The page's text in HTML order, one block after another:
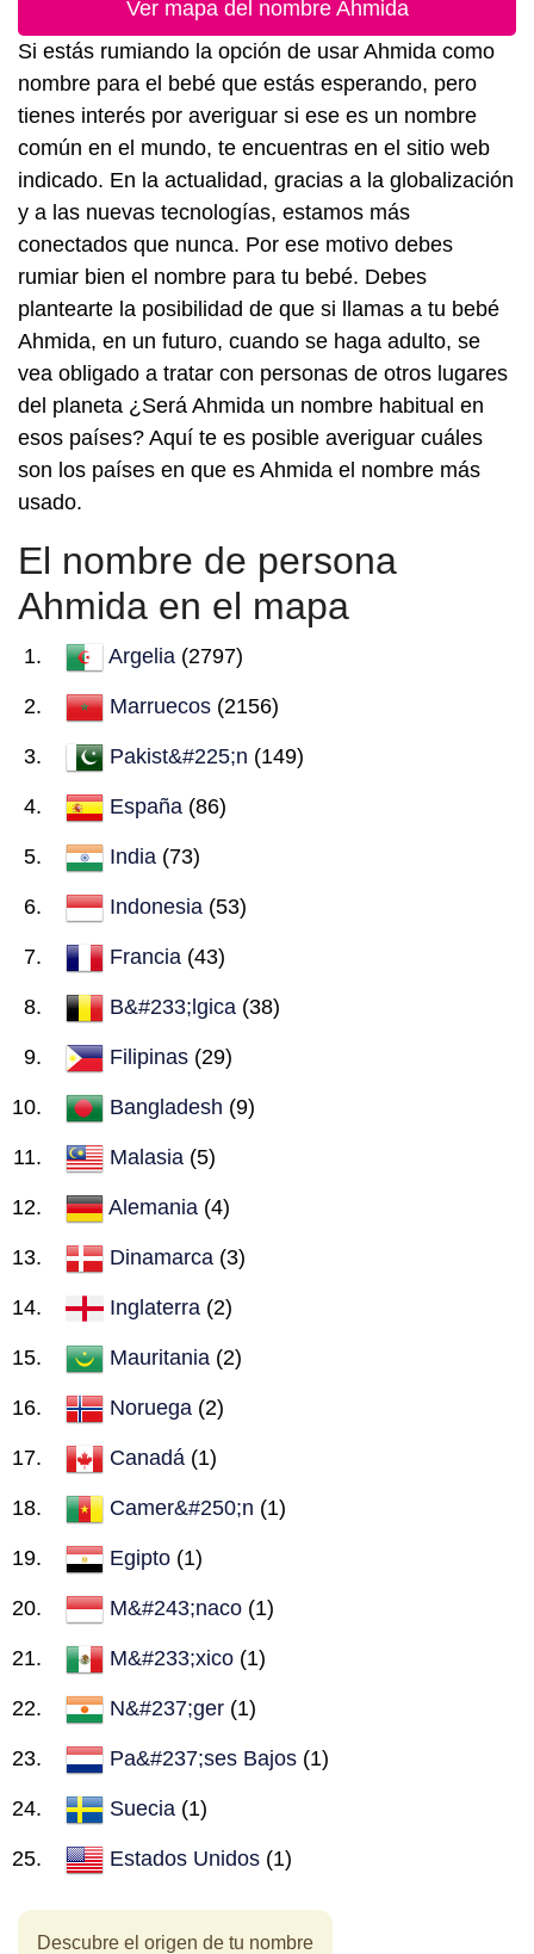
Ver mapa del nombre Ahmida
Si estás rumiando la opción de usar Ahmida como
nombre para el bebé que estás esperando, pero
tienes interés por averiguar si ese es un nombre
común en el mundo, te encuentras en el sitio web
indicado. En la actualidad, gracias a la globalización
y a las nuevas tecnologías, estamos más
conectados que nunca. Por ese motivo debes
rumiar bien el nombre para tu bebé. Debes
plantearte la posibilidad de que si llamas a tu bebé
Ahmida, en un futuro, cuando se haga adulto, se
vea obligado a tratar con personas de otros lugares
del planeta ¿Será Ahmida un nombre habitual en
esos países? Aquí te es posible averiguar cuáles
son los países en que es Ahmida el nombre más
usado.
El nombre de persona
Ahmida en el mapa
Argelia (2797)
Marruecos (2156)
Pakist&#225;n (149)
España (86)
India (73)
Indonesia (53)
Francia (43)
B&#233;lgica (38)
Filipinas (29)
Bangladesh (9)
Malasia (5)
Alemania (4)
Dinamarca (3)
Inglaterra (2)
Mauritania (2)
Noruega (2)
Canadá (1)
Camer&#250;n (1)
Egipto (1)
M&#243;naco (1)
M&#233;xico (1)
N&#237;ger (1)
Pa&#237;ses Bajos (1)
Suecia (1)
Estados Unidos (1)
Descubre el origen de tu nombre